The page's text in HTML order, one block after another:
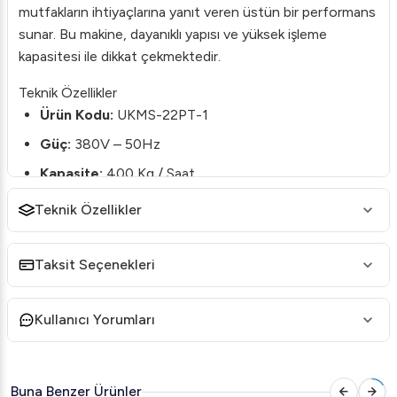
mutfakların ihtiyaçlarına yanıt veren üstün bir performans
sunar. Bu makine, dayanıklı yapısı ve yüksek işleme
kapasitesi ile dikkat çekmektedir.
Teknik Özellikler
Ürün Kodu: UKMS-22PT-1
Güç: 380V – 50Hz
Kapasite:400 Kg / Saat
Hız:
225 rpm
Motor Gücü:1,5 Kw – 2 hp
Net Ölçüler ve Ağırlık:
Paket Ölçüsü ve Ağırlık:37x115x56 cm / 100 kg
Hacim:0,23 m3
Makinenin kafa, helezon ve
Teknik Özellikler
Taksit Seçenekleri
Kullanıcı Yorumları
Buna Benzer Ürünler